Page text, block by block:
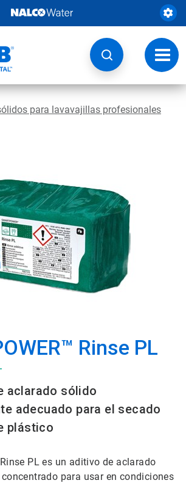
de
para lavavajillas profesionales
Rinse PL
aclarado sólido
adecuado para el secado
plástico
PL es un aditivo de aclarado
para usar en condiciones